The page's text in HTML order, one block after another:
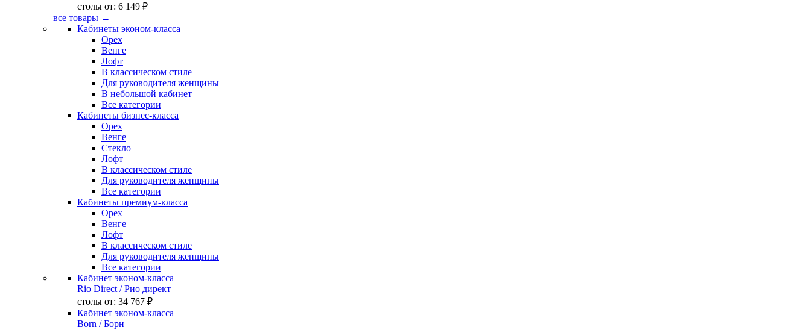
столы от: 6 149 ₽
все товары →
Кабинеты эконом-класса
Орех
Венге
Лофт
В классическом стиле
Для руководителя женщины
В небольшой кабинет
Все категории
Кабинеты бизнес-класса
Орех
Венге
Стекло
Лофт
В классическом стиле
Для руководителя женщины
Все категории
Кабинеты премиум-класса
Орех
Венге
Лофт
В классическом стиле
Для руководителя женщины
Все категории
Кабинет эконом-класса
Rio Direct / Рио директ
столы от: 34 767 ₽
Кабинет эконом-класса
Born / Борн